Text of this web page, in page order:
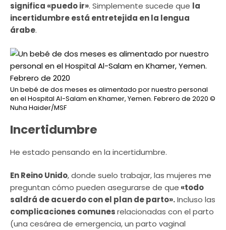
significa «puedo ir». Simplemente sucede que la
incertidumbre está entretejida en la lengua
árabe.
Un bebé de dos meses es alimentado por nuestro personal
en el Hospital Al-Salam en Khamer, Yemen. Febrero de 2020 ©
Nuha Haider/MSF
Incertidumbre
He estado pensando en la incertidumbre.
En Reino Unido, donde suelo trabajar, las mujeres me
preguntan cómo pueden asegurarse de que«todo
saldrá de acuerdo con el plan de parto».Incluso las
complicaciones comunesrelacionadas con el parto
(una cesárea de emergencia, un parto vaginal